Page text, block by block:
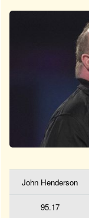
John Henderson
95.17